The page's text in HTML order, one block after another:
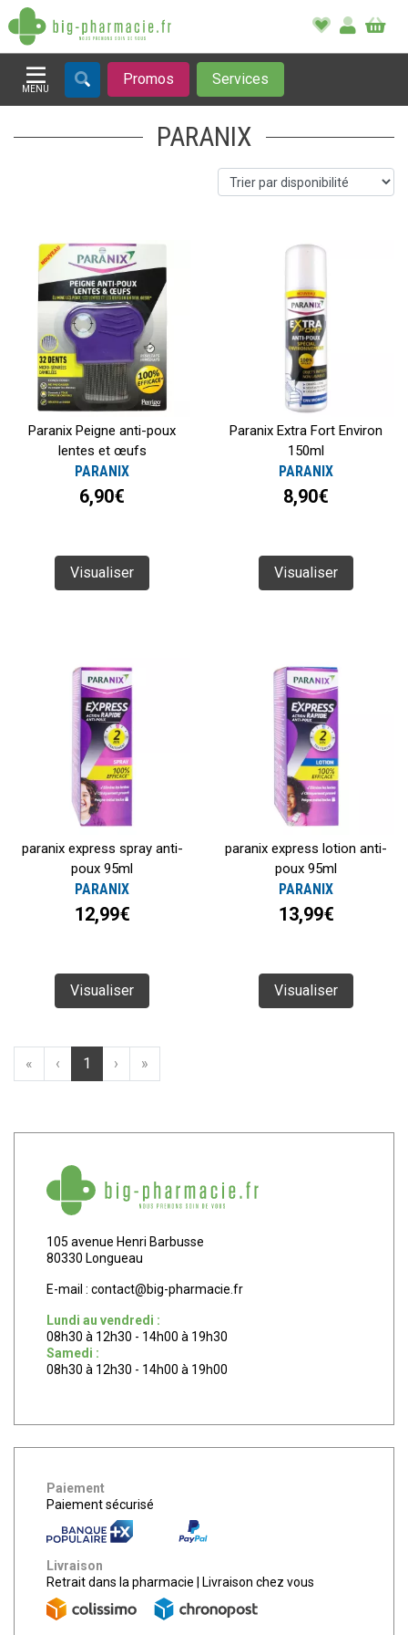
MENU
Afficher la navigation
Promos Services
PARANIX
Paranix Peigne anti-poux
lentes et œufs
PARANIX
6,90€
Visualiser
Paranix Extra Fort Environ
150ml
PARANIX
8,90€
Visualiser
paranix express spray anti-
poux 95ml
PARANIX
12,99€
Visualiser
paranix express lotion anti-
poux 95ml
PARANIX
13,99€
Visualiser
« ‹ 1 › »
105 avenue Henri Barbusse
80330 Longueau
E-mail : contact@big-pharmacie.fr
Lundi au vendredi :
08h30 à 12h30 - 14h00 à 19h30
Samedi :
08h30 à 12h30 - 14h00 à 19h00
Paiement
Paiement sécurisé
Livraison
Retrait dans la pharmacie
Livraison chez vous